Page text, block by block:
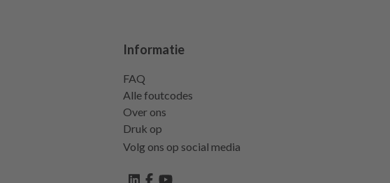
Informatie
FAQ
Alle foutcodes
Over ons
Druk op
Volg ons op social media